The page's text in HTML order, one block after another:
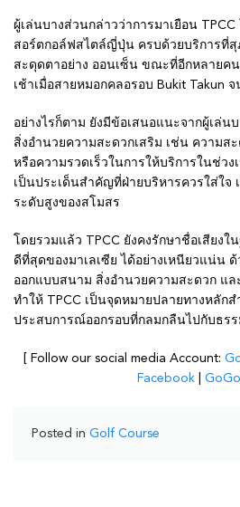
ผู้เล่นบางส่วนกล่าวว่าการมาเยือน
สอร์ตกอล์ฟสไตล์ญี่ปุ่น ครบด้วยบริการที่สุ
สะดุดตาอย่าง ออนเซ็น ขณะที่อีกหลายค
เช้าเมื่อสายหมอกคลอรอบ Bukit Takun
อย่างไรก็ตาม ยังมีข้อเสนอแนะจากผู้เล่น
สิ่งอำนวยความสะดวกเสริม เช่น ความส
หรือความรวดเร็วในการให้บริการในช่ว
เป็นประเด็นสำคัญที่ฝ่ายบริหารควรใส่ใจ
ระดับสูงของสโมสร
โดยรวมแล้ว TPCC ยังคงรักษาชื่อเสียง
ดีที่สุดของมาเลเซีย ได้อย่างเหนียวแน่น
ออกแบบสนาม สิ่งอำนวยความสะดวก แ
ทำให้ TPCC เป็นจุดหมายปลายทางหลัก
ประสบการณ์ออกรอบที่กลมกลืนไปกับธรร
[ Follow our social media Account:
Facebook
Posted in Golf Course